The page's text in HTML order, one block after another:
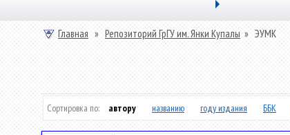
Главная » Репозиторий ГрГУ им. Янки Купалы » ЭУМК
Сортировка по: автору названию году издания ББК